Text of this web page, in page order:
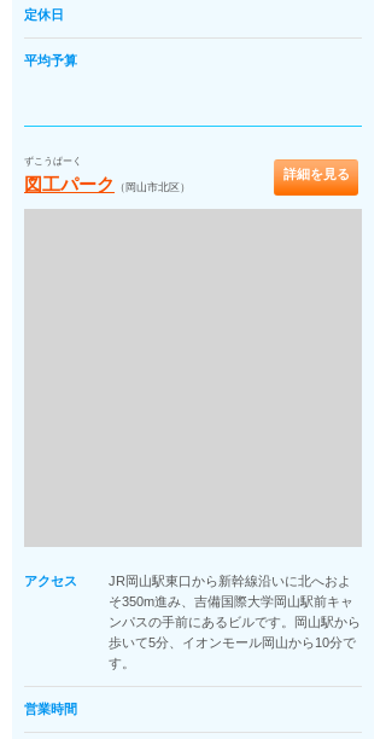
定休日
平均予算
ずこうぱーく
図工パーク （岡山市北区）
詳細を見る
アクセス
JR岡山駅東口から新幹線沿いに北へおよ
そ350m進み、吉備国際大学岡山駅前キャ
ンパスの手前にあるビルです。岡山駅から
歩いて5分、イオンモール岡山から10分で
す。
営業時間